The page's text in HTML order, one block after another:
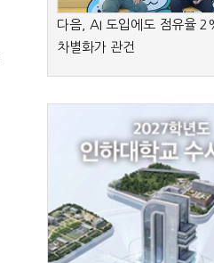
다음, AI 도입에도 점유율
차별화가 관건